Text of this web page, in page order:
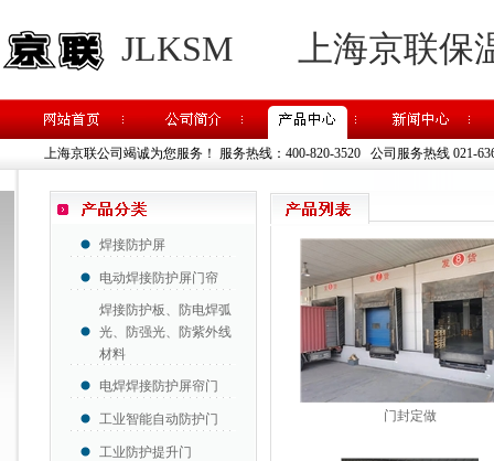
JLKSM 上海京联
上海京联公司竭诚为您服务！ 服务热线：400-820-3520 公司服务热线 021-
焊接防护屏
电动焊接防护屏门帘
焊接防护板、防电焊弧
光、防强光、防紫外线
材料
电焊焊接防护屏帘门
工业智能自动防护门
工业防护提升门
门封定做